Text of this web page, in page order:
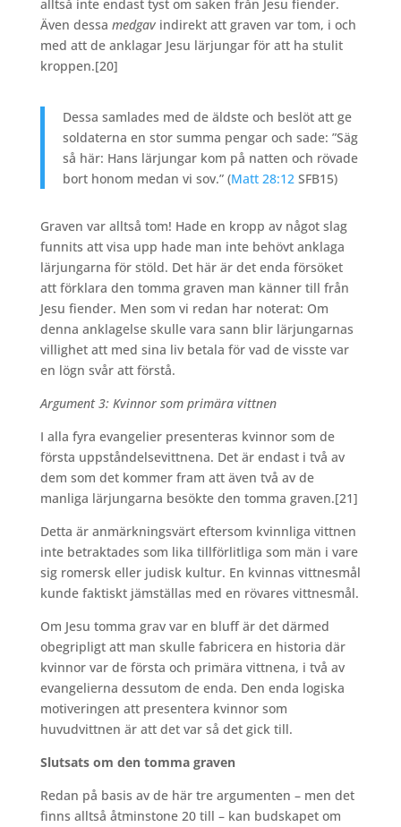
alltså inte endast tyst om saken från Jesu fiender.
Även dessa medgavindirekt att graven var tom, i och
med att de anklagar Jesu lärjungar för att ha stulit
kroppen.[20]
Dessa samlades med de äldste och beslöt att ge
soldaterna en stor summa pengar och sade: ”Säg
så här: Hans lärjungar kom på natten och rövade
bort honom medan vi sov.” (Matt 28:12SFB15)
Graven var alltså tom! Hade en kropp av något slag
funnits att visa upp hade man inte behövt anklaga
lärjungarna för stöld. Det här är det enda försöket
att förklara den tomma graven man känner till från
Jesu fiender. Men som vi redan har noterat: Om
denna anklagelse skulle vara sann blir lärjungarnas
villighet att med sina liv betala för vad de visste var
en lögn svår att förstå.
Argument 3: Kvinnor som primära vittnen
I alla fyra evangelier presenteras kvinnor som de
första uppståndelsevittnena. Det är endast i två av
dem som det kommer fram att även två av de
manliga lärjungarna besökte den tomma graven.[21]
Detta är anmärkningsvärt eftersom kvinnliga vittnen
inte betraktades som lika tillförlitliga som män i vare
sig romersk eller judisk kultur. En kvinnas vittnesmål
kunde faktiskt jämställas med en rövares vittnesmål.
Om Jesu tomma grav var en bluff är det därmed
obegripligt att man skulle fabricera en historia där
kvinnor var de första och primära vittnena, i två av
evangelierna dessutom de enda. Den enda logiska
motiveringen att presentera kvinnor som
huvudvittnen är att det var så det gick till.
Slutsats om den tomma graven
Redan på basis av de här tre argumenten – men det
finns alltså åtminstone 20 till – kan budskapet om